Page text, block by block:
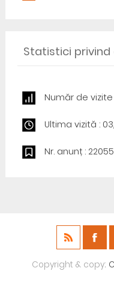
Statistici privind
Număr de vizite :
Ultima vizită :
Nr. anunț : 22055
Copyright & copy;